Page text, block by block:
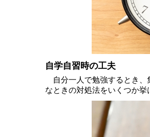
自学自習時の工夫
自分一人で勉強するとき、
なときの対処法をいくつか